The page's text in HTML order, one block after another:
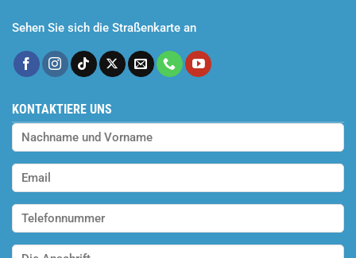
Sehen Sie sich die Straßenkarte an
KONTAKTIERE UNS